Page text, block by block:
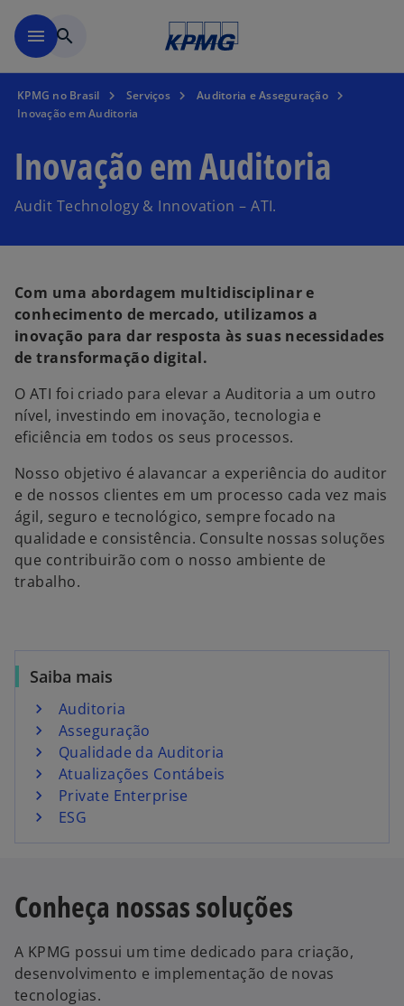
menu search
KPMG no Brasil Serviços
Auditoria e Asseguração
Inovação em Auditoria
Inovação em Auditoria
Audit Technology & Innovation – ATI.
Com uma abordagem multidisciplinar e
conhecimento de mercado, utilizamos a
inovação para dar resposta às suas necessidades
de transformação digital.
O ATI foi criado para elevar a Auditoria a um outro
nível, investindo em inovação, tecnologia e
eficiência em todos os seus processos.
Nosso objetivo é alavancar a experiência do auditor
e de nossos clientes em um processo cada vez mais
ágil, seguro e tecnológico, sempre focado na
qualidade e consistência. Consulte nossas soluções
que contribuirão com o nosso ambiente de
trabalho.
Saiba mais
Auditoria
Asseguração
Qualidade da Auditoria
Atualizações Contábeis
Private Enterprise
ESG
Conheça nossas soluções
A KPMG possui um time dedicado para criação,
desenvolvimento e implementação de novas
tecnologias.